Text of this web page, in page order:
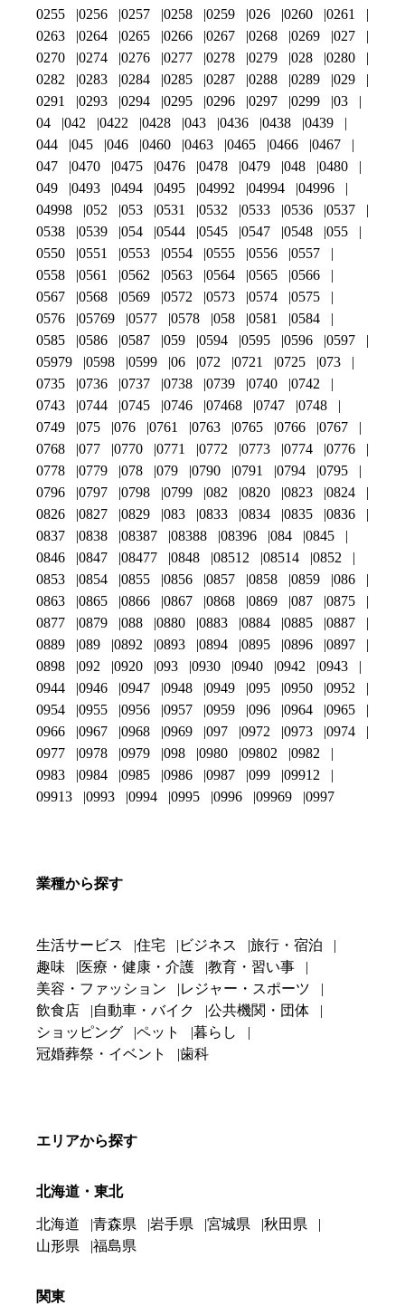
0255
0256 0257 0258 0259 026 0260
0261
0263
0264 0265 0266 0267 0268 0269
027
0270
0274 0276 0277 0278 0279 028
0280
0282
0283 0284 0285 0287 0288 0289
029
0291
0293 0294 0295 0296 0297 0299
03
04
042 0422 0428 043 0436 0438
0439
044
045 046 0460 0463 0465 0466
0467
047
0470 0475 0476 0478 0479 048
0480
049
0493 0494 0495 04992 04994
04996
04998
052 053 0531 0532 0533 0536
0537
0538
0539 054 0544 0545 0547 0548
055
0550
0551 0553 0554 0555 0556
0557
0558
0561 0562 0563 0564 0565
0566
0567
0568 0569 0572 0573 0574
0575
0576
05769 0577 0578 058 0581
0584
0585
0586 0587 059 0594 0595 0596
0597
05979
0598 0599 06 072 0721 0725
073
0735
0736 0737 0738 0739 0740
0742
0743
0744 0745 0746 07468 0747
0748
0749
075 076 0761 0763 0765 0766
0767
0768
077 0770 0771 0772 0773 0774
0776
0778
0779 078 079 0790 0791 0794
0795
0796
0797 0798 0799 082 0820 0823
0824
0826
0827 0829 083 0833 0834 0835
0836
0837
0838 08387 08388 08396 084
0845
0846
0847 08477 0848 08512 08514
0852
0853
0854 0855 0856 0857 0858 0859
086
0863
0865 0866 0867 0868 0869 087
0875
0877
0879 088 0880 0883 0884 0885
0887
0889
089 0892 0893 0894 0895 0896
0897
0898
092 0920 093 0930 0940 0942
0943
0944
0946 0947 0948 0949 095 0950
0952
0954
0955 0956 0957 0959 096 0964
0965
0966
0967 0968 0969 097 0972 0973
0974
0977
0978 0979 098 0980 09802
0982
0983
0984 0985 0986 0987 099
09912
09913
0993 0994 0995 0996 09969 0997
業種から探す
生活サービス 住宅 ビジネス
旅行・宿泊
趣味
医療・健康・介護
教育・習い事
美容・ファッション
レジャー・スポーツ
飲食店
自動車・バイク
公共機関・団体
ショッピング
ペット
暮らし
冠婚葬祭・イベント
歯科
エリアから探す
北海道・東北
北海道 青森県 岩手県 宮城県
秋田県
山形県
福島県
関東